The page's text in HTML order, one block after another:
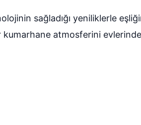
sağladığı yeniliklerle
atmosferini